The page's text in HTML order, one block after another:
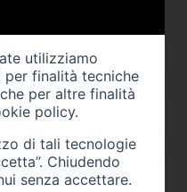
utilizziamo
finalità tecniche
per altre finalità
policy.
di tali tecnologie
Chiudendo
senza accettare.